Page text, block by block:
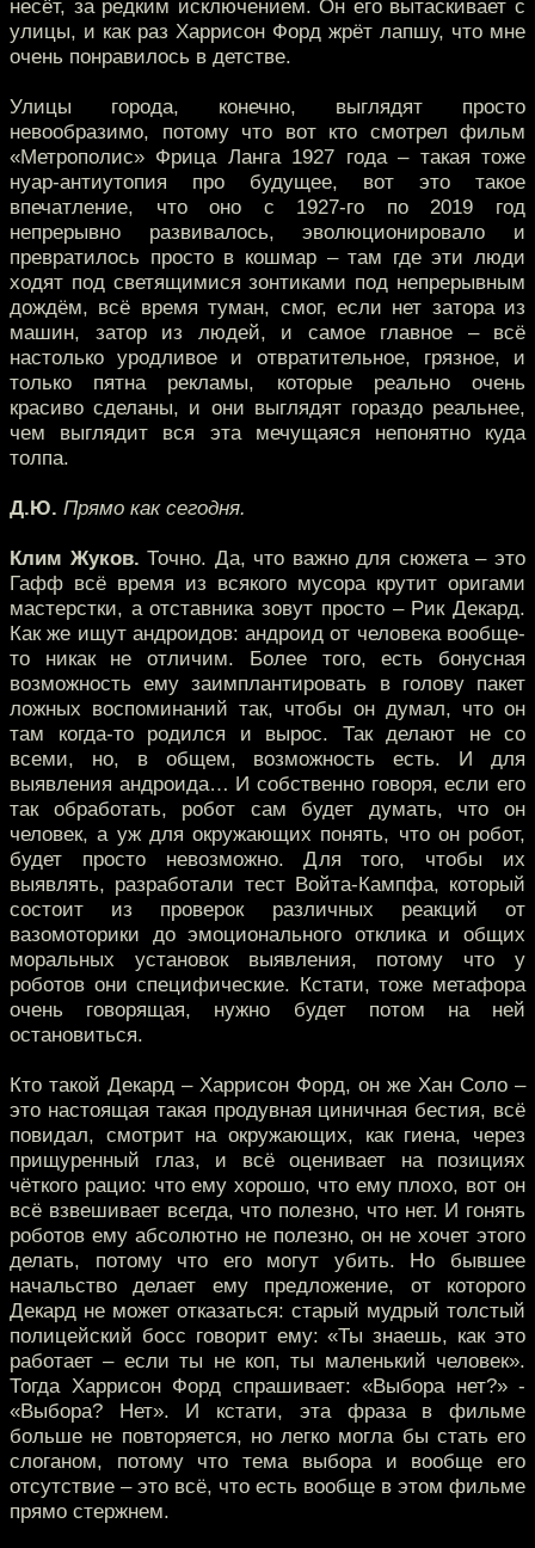
несёт, за редким исключением. Он его вытаскивает с
улицы, и как раз Харрисон Форд жрёт лапшу, что мне
очень понравилось в детстве.
Улицы города, конечно, выглядят просто
невообразимо, потому что вот кто смотрел фильм
«Метрополис» Фрица Ланга 1927 года – такая тоже
нуар-антиутопия про будущее, вот это такое
впечатление, что оно с 1927-го по 2019 год
непрерывно развивалось, эволюционировало и
превратилось просто в кошмар – там где эти люди
ходят под светящимися зонтиками под непрерывным
дождём, всё время туман, смог, если нет затора из
машин, затор из людей, и самое главное – всё
настолько уродливое и отвратительное, грязное, и
только пятна рекламы, которые реально очень
красиво сделаны, и они выглядят гораздо реальнее,
чем выглядит вся эта мечущаяся непонятно куда
толпа.
Д.Ю. Прямо как сегодня.
Клим Жуков. Точно. Да, что важно для сюжета – это
Гафф всё время из всякого мусора крутит оригами
мастерстки, а отставника зовут просто – Рик Декард.
Как же ищут андроидов: андроид от человека вообще-
то никак не отличим. Более того, есть бонусная
возможность ему заимплантировать в голову пакет
ложных воспоминаний так, чтобы он думал, что он
там когда-то родился и вырос. Так делают не со
всеми, но, в общем, возможность есть. И для
выявления андроида… И собственно говоря, если его
так обработать, робот сам будет думать, что он
человек, а уж для окружающих понять, что он робот,
будет просто невозможно. Для того, чтобы их
выявлять, разработали тест Войта-Кампфа, который
состоит из проверок различных реакций от
вазомоторики до эмоционального отклика и общих
моральных установок выявления, потому что у
роботов они специфические. Кстати, тоже метафора
очень говорящая, нужно будет потом на ней
остановиться.
Кто такой Декард – Харрисон Форд, он же Хан Соло –
это настоящая такая продувная циничная бестия, всё
повидал, смотрит на окружающих, как гиена, через
прищуренный глаз, и всё оценивает на позициях
чёткого рацио: что ему хорошо, что ему плохо, вот он
всё взвешивает всегда, что полезно, что нет. И гонять
роботов ему абсолютно не полезно, он не хочет этого
делать, потому что его могут убить. Но бывшее
начальство делает ему предложение, от которого
Декард не может отказаться: старый мудрый толстый
полицейский босс говорит ему: «Ты знаешь, как это
работает – если ты не коп, ты маленький человек».
Тогда Харрисон Форд спрашивает: «Выбора нет?» -
«Выбора? Нет». И кстати, эта фраза в фильме
больше не повторяется, но легко могла бы стать его
слоганом, потому что тема выбора и вообще его
отсутствие – это всё, что есть вообще в этом фильме
прямо стержнем.